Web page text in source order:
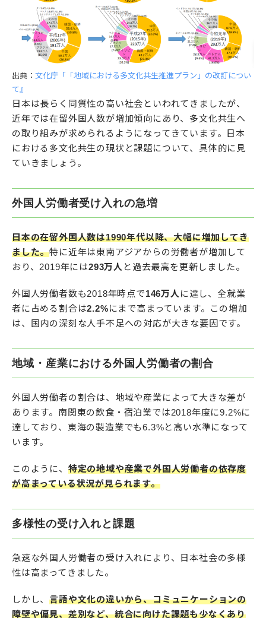
出典： 文化庁「「地域における多文化共生推進プラン」の改訂につい
て』
日本は長らく同質性の高い社会といわれてきましたが、
近年では在留外国人数が増加傾向にあり、多文化共生へ
の取り組みが求められるようになってきています。日本
における多文化共生の現状と課題について、具体的に見
ていきましょう。
外国人労働者受け入れの急増
日本の在留外国人数は1990年代以降、大幅に増加してき
ました。特に近年は東南アジアからの労働者が増加して
おり、2019年には293万人 と過去最高を更新しました。
外国人労働者数も2018年時点で146万人 に達し、全就業
者に占める割合は2.2%にまで高まっています。この増加
は、国内の深刻な人手不足への対応が大きな要因です。
地域・産業における外国人労働者の割合
外国人労働者の割合は、地域や産業によって大きな差が
あります。南関東の飲食・宿泊業では2018年度に9.2%に
達しており、東海の製造業でも6.3%と高い水準になって
います。
このように、 特定の地域や産業で外国人労働者の依存度
が高まっている状況が見られます。
多様性の受け入れと課題
急速な外国人労働者の受け入れにより、日本社会の多様
性は高まってきました。
しかし、言語や文化の違いから、コミュニケーションの
障壁や偏見、差別など、統合に向けた課題も少なくあり